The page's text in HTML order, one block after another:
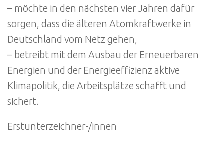
– möchte in den nächsten vier Jahren dafür
sorgen, dass die älteren Atomkraftwerke in
Deutschland vom Netz gehen,
– betreibt mit dem Ausbau der Erneuerbaren
Energien und der Energieeffizienz aktive
Klimapolitik, die Arbeitsplätze schafft und
sichert.
Erstunterzeichner-/innen